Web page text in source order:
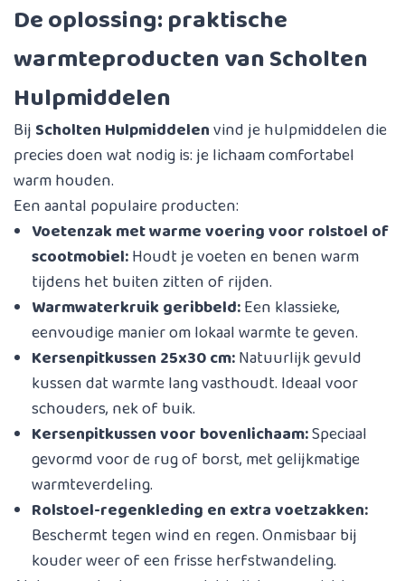
De oplossing: praktische
warmteproducten van Scholten
Hulpmiddelen
Bij Scholten Hulpmiddelenvind je hulpmiddelen die
precies doen wat nodig is: je lichaam comfortabel
warm houden.
Een aantal populaire producten:
Voetenzak met warme voering voor rolstoel of
scootmobiel:Houdt je voeten en benen warm
tijdens het buiten zitten of rijden.
Warmwaterkruik geribbeld:Een klassieke,
eenvoudige manier om lokaal warmte te geven.
Kersenpitkussen 25x30 cm:Natuurlijk gevuld
kussen dat warmte lang vasthoudt. Ideaal voor
schouders, nek of buik.
Kersenpitkussen voor bovenlichaam:Speciaal
gevormd voor de rug of borst, met gelijkmatige
warmteverdeling.
Rolstoel-regenkleding en extra voetzakken:
Beschermt tegen wind en regen. Onmisbaar bij
kouder weer of een frisse herfstwandeling.